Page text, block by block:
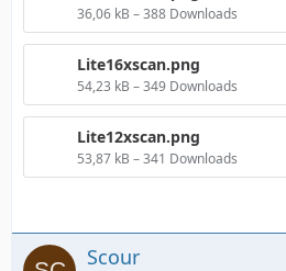
36,06 kB – 388 Downloads
Lite16xscan.png
54,23 kB – 349 Downloads
Lite12xscan.png
53,87 kB – 341 Downloads
Scour